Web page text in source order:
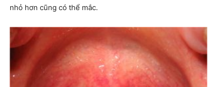
nhỏ hơn cũng có thể mắc.